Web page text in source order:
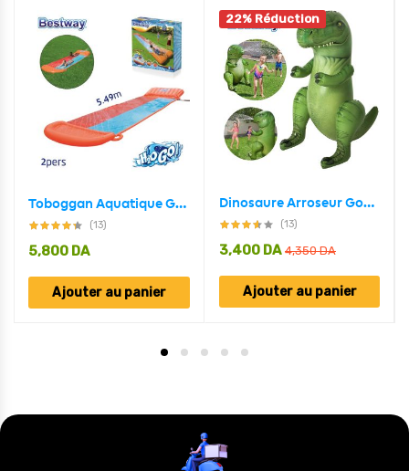
Toboggan Aquatique Gonflable 2 Personnes 549cm Bestway 52255
(13)
5,800 DA
Ajouter au panier
22% Réduction
Dinosaure Arroseur Gonflable Pour Enfants Bestway 52294
(13)
4,350DA
3,400 DA
Ajouter au panier